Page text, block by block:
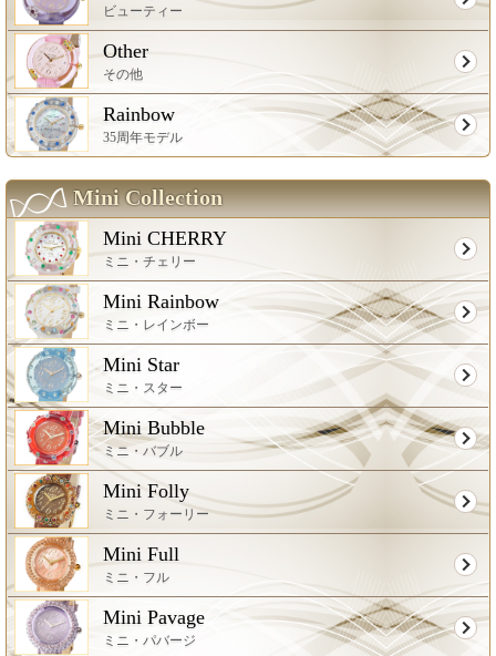
ビューティー
Other
その他
Rainbow
35周年モデル
Mini Collection
Mini CHERRY
ミニ・チェリー
Mini Rainbow
ミニ・レインボー
Mini Star
ミニ・スター
Mini Bubble
ミニ・バブル
Mini Folly
ミニ・フォーリー
Mini Full
ミニ・フル
Mini Pavage
ミニ・パバージ